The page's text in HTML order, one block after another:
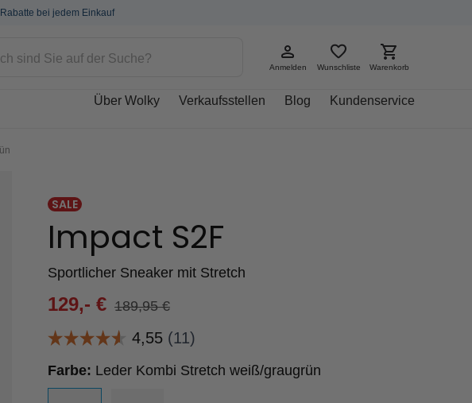
bei jedem Einkauf
Anmelden Wunschliste Warenkorb
Über Wolky Verkaufsstellen Blog Kundenservice
SALE
Impact S2F
Sportlicher Sneaker mit Stretch
189,95€
129,- €
Farbe: Leder Kombi Stretch weiß/graugrün